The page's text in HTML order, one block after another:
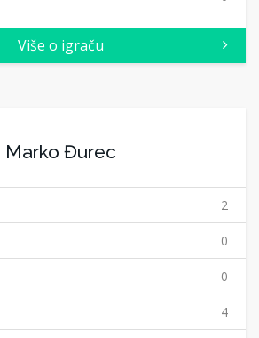
Više o igraču
Marko Đurec
2
0
0
4